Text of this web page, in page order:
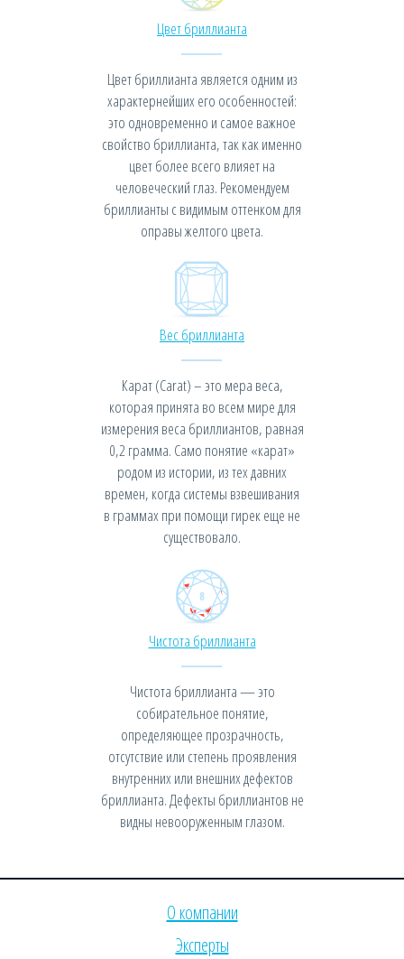
Цвет бриллианта
Цвет бриллианта является одним из
характернейших его особенностей:
это одновременно и самое важное
свойство бриллианта, так как именно
цвет более всего влияет на
человеческий глаз. Рекомендуем
бриллианты с видимым оттенком для
оправы желтого цвета.
Вес бриллианта
Карат (Carat) – это мера веса,
которая принята во всем мире для
измерения веса бриллиантов, равная
0,2 грамма. Само понятие «карат»
родом из истории, из тех давних
времен, когда системы взвешивания
в граммах при помощи гирек еще не
существовало.
Чистота бриллианта
Чистота бриллианта — это
собирательное понятие,
определяющее прозрачность,
отсутствие или степень проявления
внутренних или внешних дефектов
бриллианта. Дефекты бриллиантов не
видны невооруженным глазом.
О компании
Эксперты